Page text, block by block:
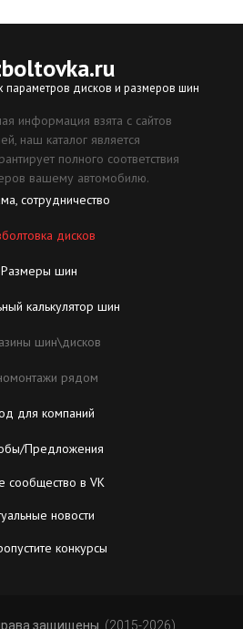
.ru
параметров дисков и размеров шин
информация взята с сайтов
наш каталог является
полного соответствия
вашему автомобилю.
сотрудничество
дисков
Размеры шин
калькулятор шин
шин\дисков
рядом
для компаний
Предложения
сообщество в VK
новости
конкурсы
защищены. (2015-2026)